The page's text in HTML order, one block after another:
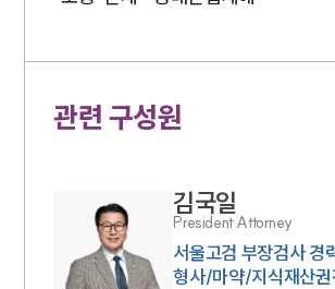
관련 구성원
김국일
President Attorney
서울고검 부장검사 경
형사/마약/지식재산권